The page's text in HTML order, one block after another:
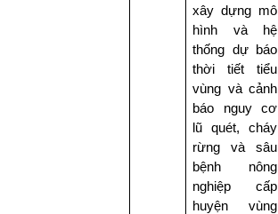
xây dựng mô
hình và hệ
thống dự báo
thời tiết tiểu
vùng và cảnh
báo nguy cơ
lũ quét, cháy
rừng và sâu
bệnh nông
nghiệp cấp
huyện vùng